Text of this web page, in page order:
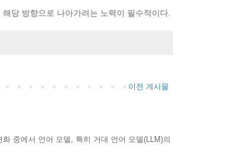
당 방향으로 나아가려는 노력이 필수적이다.
이전 게시물
중에서 언어 모델, 특히 거대 언어 모델(LLM)의